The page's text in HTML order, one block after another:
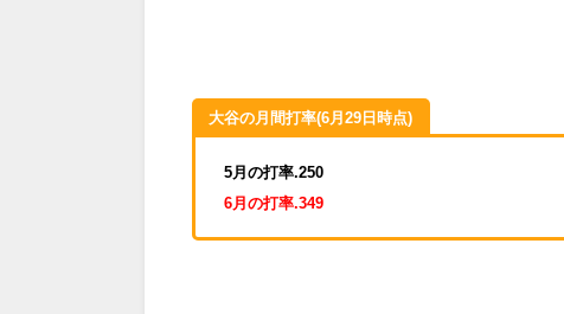
大谷の月間打率(6月29日時点)
5月の打率.250
6月の打率.349